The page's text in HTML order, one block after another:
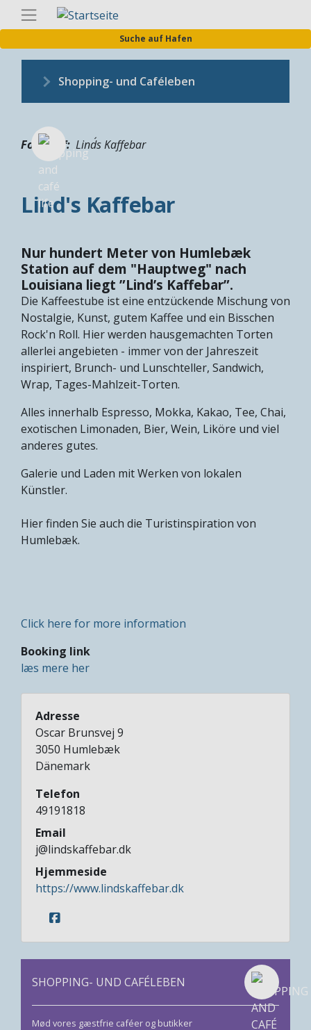
Direkt
zum
Suche auf Hafen
Shopping- und Caféleben
Fotograf Lind´s Kaffebar
Lind's Kaffebar
Nur hundert Meter von Humlebæk
Station auf dem "Hauptweg" nach
Louisiana liegt ”Lind’s Kaffebar”.
Die Kaffeestube ist eine entzückende Mischung von
Nostalgie, Kunst, gutem Kaffee und ein Bisschen
Rock'n Roll. Hier werden hausgemachten Torten
allerlei angebieten - immer von der Jahreszeit
inspiriert, Brunch- und Lunschteller, Sandwich,
Wrap, Tages-Mahlzeit-Torten.
Alles innerhalb Espresso, Mokka, Kakao, Tee, Chai,
exotischen Limonaden, Bier, Wein, Liköre und viel
anderes gutes.
Galerie und Laden mit Werken von lokalen
Künstler.
Hier finden Sie auch die Turistinspiration von
Humlebæk.
Click here for more information
Booking link
læs mere her
Adresse
Oscar Brunsvej 9
3050 Humlebæk
Dänemark
Telefon
49191818
Email
j@lindskaffebar.dk
Hjemmeside
https://www.lindskaffebar.dk
SHOPPING- UND CAFÉLEBEN
Mød vores gæstfrie caféer og butikker